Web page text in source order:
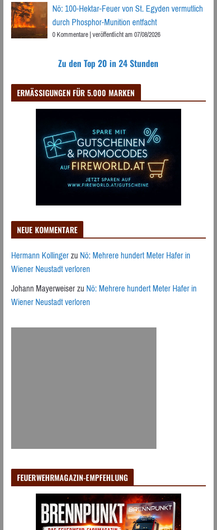
Nö: 100-Hektar-Feuer von St. Egyden vermutlich
durch Phosphor-Munition entfacht
0 Kommentare|veröffentlicht am 07/08/2026
Zu den Top 20 in 24 Stunden
ERMÄSSIGUNGEN FÜR 5.000 MARKEN
NEUE KOMMENTARE
Hermann KollingerzuNö: Mehrere hundert Meter Hafer in
Wiener Neustadt verloren
Johann MayerweiserzuNö: Mehrere hundert Meter Hafer in
Wiener Neustadt verloren
FEUERWEHRMAGAZIN-EMPFEHLUNG